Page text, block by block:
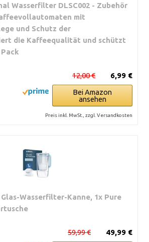
Wasserfilter DLSC002 - Zubehör
mit
und Schutz der
die Kaffeequalität und schützt
6,99 €
12,00 €
Bei Amazon
ansehen
Preis inkl. MwSt., zzgl. Versandkosten
Glas-Wasserfilter-Kanne, 1x Pure
49,99 €
59,99 €